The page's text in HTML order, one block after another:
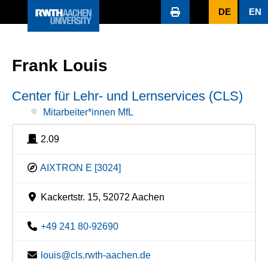
DE EN
Frank Louis
Center für Lehr- und Lernservices (CLS)
Mitarbeiter*innen MfL
2.09
AIXTRON E [3024]
Kackertstr. 15, 52072 Aachen
+49 241 80-92690
louis@cls.rwth-aachen.de